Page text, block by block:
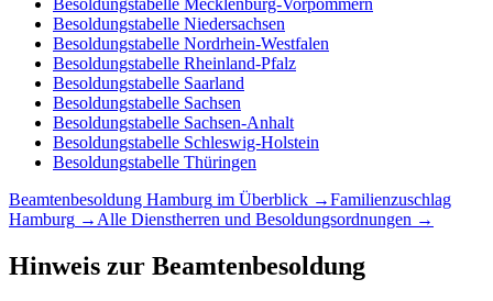
Besoldungstabelle Niedersachsen
Besoldungstabelle Nordrhein-Westfalen
Besoldungstabelle Rheinland-Pfalz
Besoldungstabelle Saarland
Besoldungstabelle Sachsen
Besoldungstabelle Sachsen-Anhalt
Besoldungstabelle Schleswig-Holstein
Besoldungstabelle Thüringen
Beamtenbesoldung Hamburg im Überblick →Familienzuschlag
Hamburg → Alle Dienstherren und Besoldungsordnungen →
Hinweis zur Beamtenbesoldung